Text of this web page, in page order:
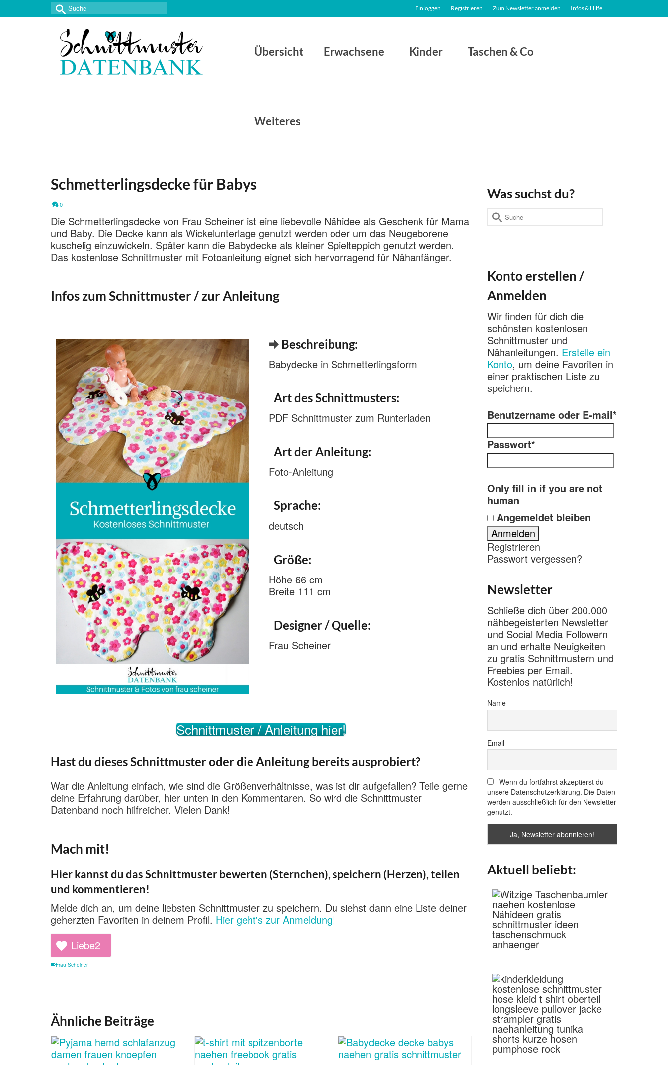
Einloggen Registrieren Zum Newsletter anmelden Infos & Hilfe
Suche
nach:
Übersicht Erwachsene Kinder Taschen & Co
Weiteres
Schmetterlingsdecke für Babys
0
Die Schmetterlingsdecke von Frau Scheiner ist eine liebevolle Nähidee als Geschenk für Mama
und Baby. Die Decke kann als Wickelunterlage genutzt werden oder um das Neugeborene
kuschelig einzuwickeln. Später kann die Babydecke als kleiner Spielteppich genutzt werden.
Das kostenlose Schnittmuster mit Fotoanleitung eignet sich hervorragend für Nähanfänger.
Infos zum Schnittmuster / zur Anleitung
Beschreibung:
Babydecke in Schmetterlingsform
Art des Schnittmusters:
PDF Schnittmuster zum Runterladen
Art der Anleitung:
Foto-Anleitung
Sprache:
deutsch
Größe:
Höhe 66 cm
Breite 111 cm
Designer / Quelle:
Frau Scheiner
Schnittmuster / Anleitung hier!
Hast du dieses Schnittmuster oder die Anleitung bereits ausprobiert?
War die Anleitung einfach, wie sind die Größenverhältnisse, was ist dir aufgefallen? Teile gerne
deine Erfahrung darüber, hier unten in den Kommentaren. So wird die Schnittmuster
Datenband noch hilfreicher. Vielen Dank!
Mach mit!
Hier kannst du das Schnittmuster bewerten (Sternchen), speichern (Herzen), teilen
und kommentieren!
Melde dich an, um deine liebsten Schnittmuster zu speichern. Du siehst dann eine Liste deiner
geherzten Favoriten in deinem Profil. Hier geht's zur Anmeldung!
Liebe2
Frau Scheiner
Ähnliche Beiträge
Was suchst du?
Suche
nach:
Konto erstellen /
Anmelden
Wir finden für dich die
schönsten kostenlosen
Schnittmuster und
Nähanleitungen. Erstelle ein
Konto, um deine Favoriten in
einer praktischen Liste zu
speichern.
Benutzername oder E-mail*
Passwort*
Only fill in if you are not
human
Angemeldet bleiben
Registrieren
Passwort vergessen?
Newsletter
Schließe dich über 200.000
nähbegeisterten Newsletter
und Social Media Followern
an und erhalte Neuigkeiten
zu gratis Schnittmustern und
Freebies per Email.
Kostenlos natürlich!
Name
Email
Wenn du fortfährst akzeptierst du
unsere Datenschutzerklärung. Die Daten
werden ausschließlich für den Newsletter
genutzt.
Aktuell beliebt: